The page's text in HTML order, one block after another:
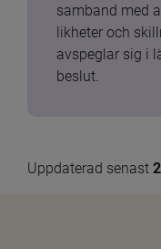
samband med
likheter och
avspeglar sig i
beslut.
Uppdaterad senast